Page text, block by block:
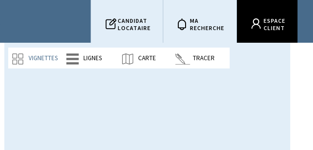
CANDIDAT
LOCATAIRE
MA
RECHERCHE
ESPACE
CLIENT
VIGNETTES LIGNES CARTE TRACER